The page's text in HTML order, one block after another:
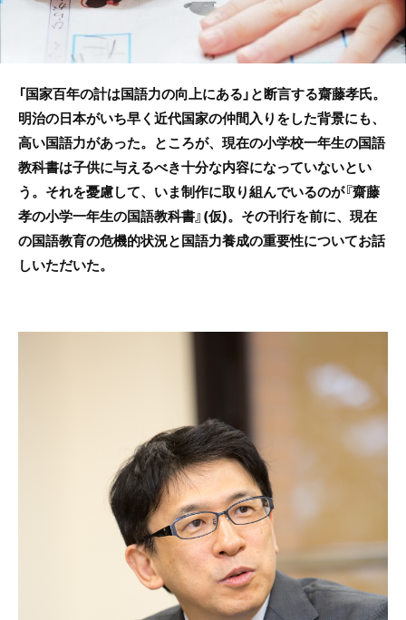
「国家百年の計は国語力の向上にある」と断言する齋藤孝氏。
明治の日本がいち早く近代国家の仲間入りをした背景にも、
高い国語力があった。ところが、現在の小学校一年生の国語
教科書は子供に与えるべき十分な内容になっていないとい
う。それを憂慮して、いま制作に取り組んでいるのが『齋藤
孝の小学一年生の国語教科書』(仮)。その刊行を前に、現在
の国語教育の危機的状況と国語力養成の重要性についてお話
しいただいた。